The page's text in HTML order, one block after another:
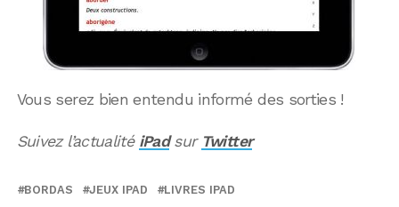
Vous serez bien entendu informé des sorties !
Suivez l’actualité iPadsur Twitter
BORDAS JEUX IPAD LIVRES IPAD